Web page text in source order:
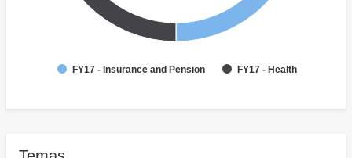
FY17 - Insurance and Pension FY17 - Health